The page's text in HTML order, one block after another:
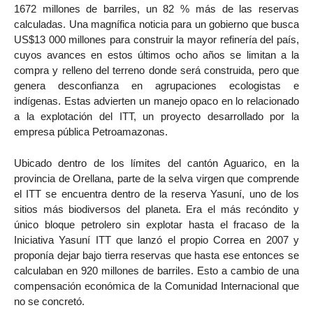
1672 millones de barriles, un 82 % más de las reservas
calculadas. Una magnífica noticia para un gobierno que busca
US$13 000 millones para construir la mayor refinería del país,
cuyos avances en estos últimos ocho años se limitan a la
compra y relleno del terreno donde será construida, pero que
genera desconfianza en agrupaciones ecologistas e
indígenas. Estas advierten un manejo opaco en lo relacionado
a la explotación del ITT, un proyecto desarrollado por la
empresa pública Petroamazonas.
Ubicado dentro de los límites del cantón Aguarico, en la
provincia de Orellana, parte de la selva virgen que comprende
el ITT se encuentra dentro de la reserva Yasuní, uno de los
sitios más biodiversos del planeta. Era el más recóndito y
único bloque petrolero sin explotar hasta el fracaso de la
Iniciativa Yasuní ITT que lanzó el propio Correa en 2007 y
proponía dejar bajo tierra reservas que hasta ese entonces se
calculaban en 920 millones de barriles. Esto a cambio de una
compensación económica de la Comunidad Internacional que
no se concretó.